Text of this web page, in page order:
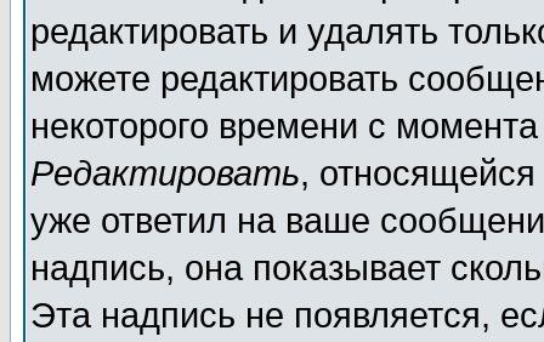
редактировать и удалять
можете редактировать
некоторого времени с
Редактировать,
уже ответил на ваше
надпись, она показывает
Эта надпись не появляется,